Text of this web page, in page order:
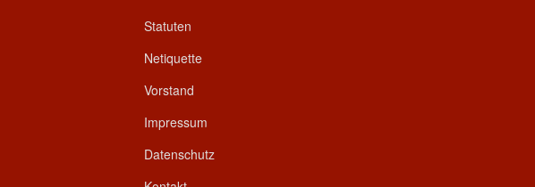
Statuten
Netiquette
Vorstand
Impressum
Datenschutz